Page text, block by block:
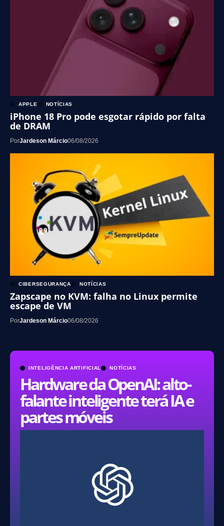
INTELIGÊNCIA ARTIFICIAL NOTÍCIAS
Hardware da OpenAI: alto-
falante inteligente terá IA e
partes móveis
APPLE NOTÍCIAS
iPhone 18 Pro pode esgotar rápido por falta
de DRAM
PorJardeson Márcio06/08/2026
CIBERSEGURANÇA NOTÍCIAS
Zapscape no KVM: falha no Linux permite
escape de VM
PorJardeson Márcio06/08/2026